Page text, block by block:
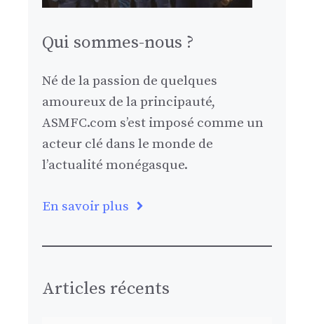
Qui sommes-nous ?
Né de la passion de quelques
amoureux de la principauté,
ASMFC.com s’est imposé comme un
acteur clé dans le monde de
l’actualité monégasque.
En savoir plus
Articles récents